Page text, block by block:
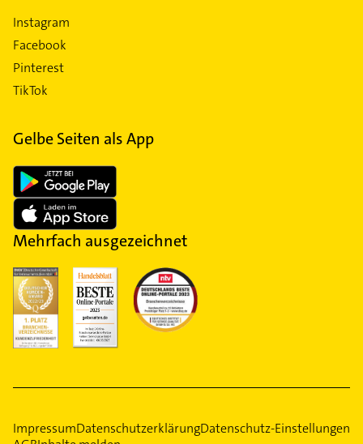
Instagram
Facebook
Pinterest
TikTok
Gelbe Seiten als App
Mehrfach ausgezeichnet
ImpressumDatenschutzerklärungDatenschutz-Einstellungen